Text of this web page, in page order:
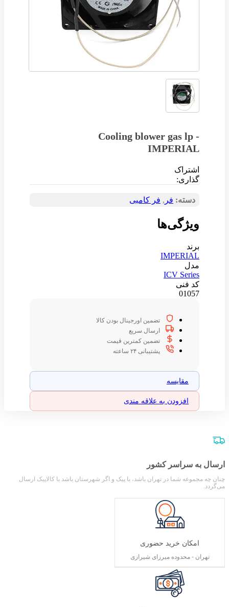
Cooling blower gas lp -
IMPERIAL
اشتراک
گذاری:
دسته: فر , فر کامبی
ویژگی‌ها
برند
IMPERIAL
مدل
ICV Series
کد فنی
01057
تضمین اورجینال بودن کالا
ارسال سریع
تضمین کمترین قیمت
پشتیبانی ۲۴ ساعته
مقایسه
افزودن به علاقه مندی
ارسال به سراسر کشور
چنان چه مجموعه شما در تهران باشد، با پیک و اگر شهرستان باشد با کالاپیک ارسال
می‌گردد.
امکان خرید حضوری
تهران - محدوده میرزای شیرازی